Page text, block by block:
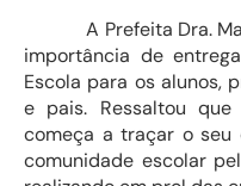
A Prefeita Dra.
importância de
Escola para os alunos,
e pais. Ressaltou
começa a traçar o seu
comunidade escolar